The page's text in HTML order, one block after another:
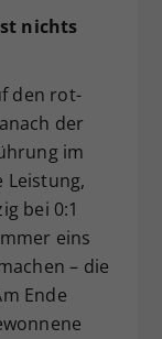
nichts
den rot-
der
im
Leistung,
bei 0:1
eins
– die
Ende